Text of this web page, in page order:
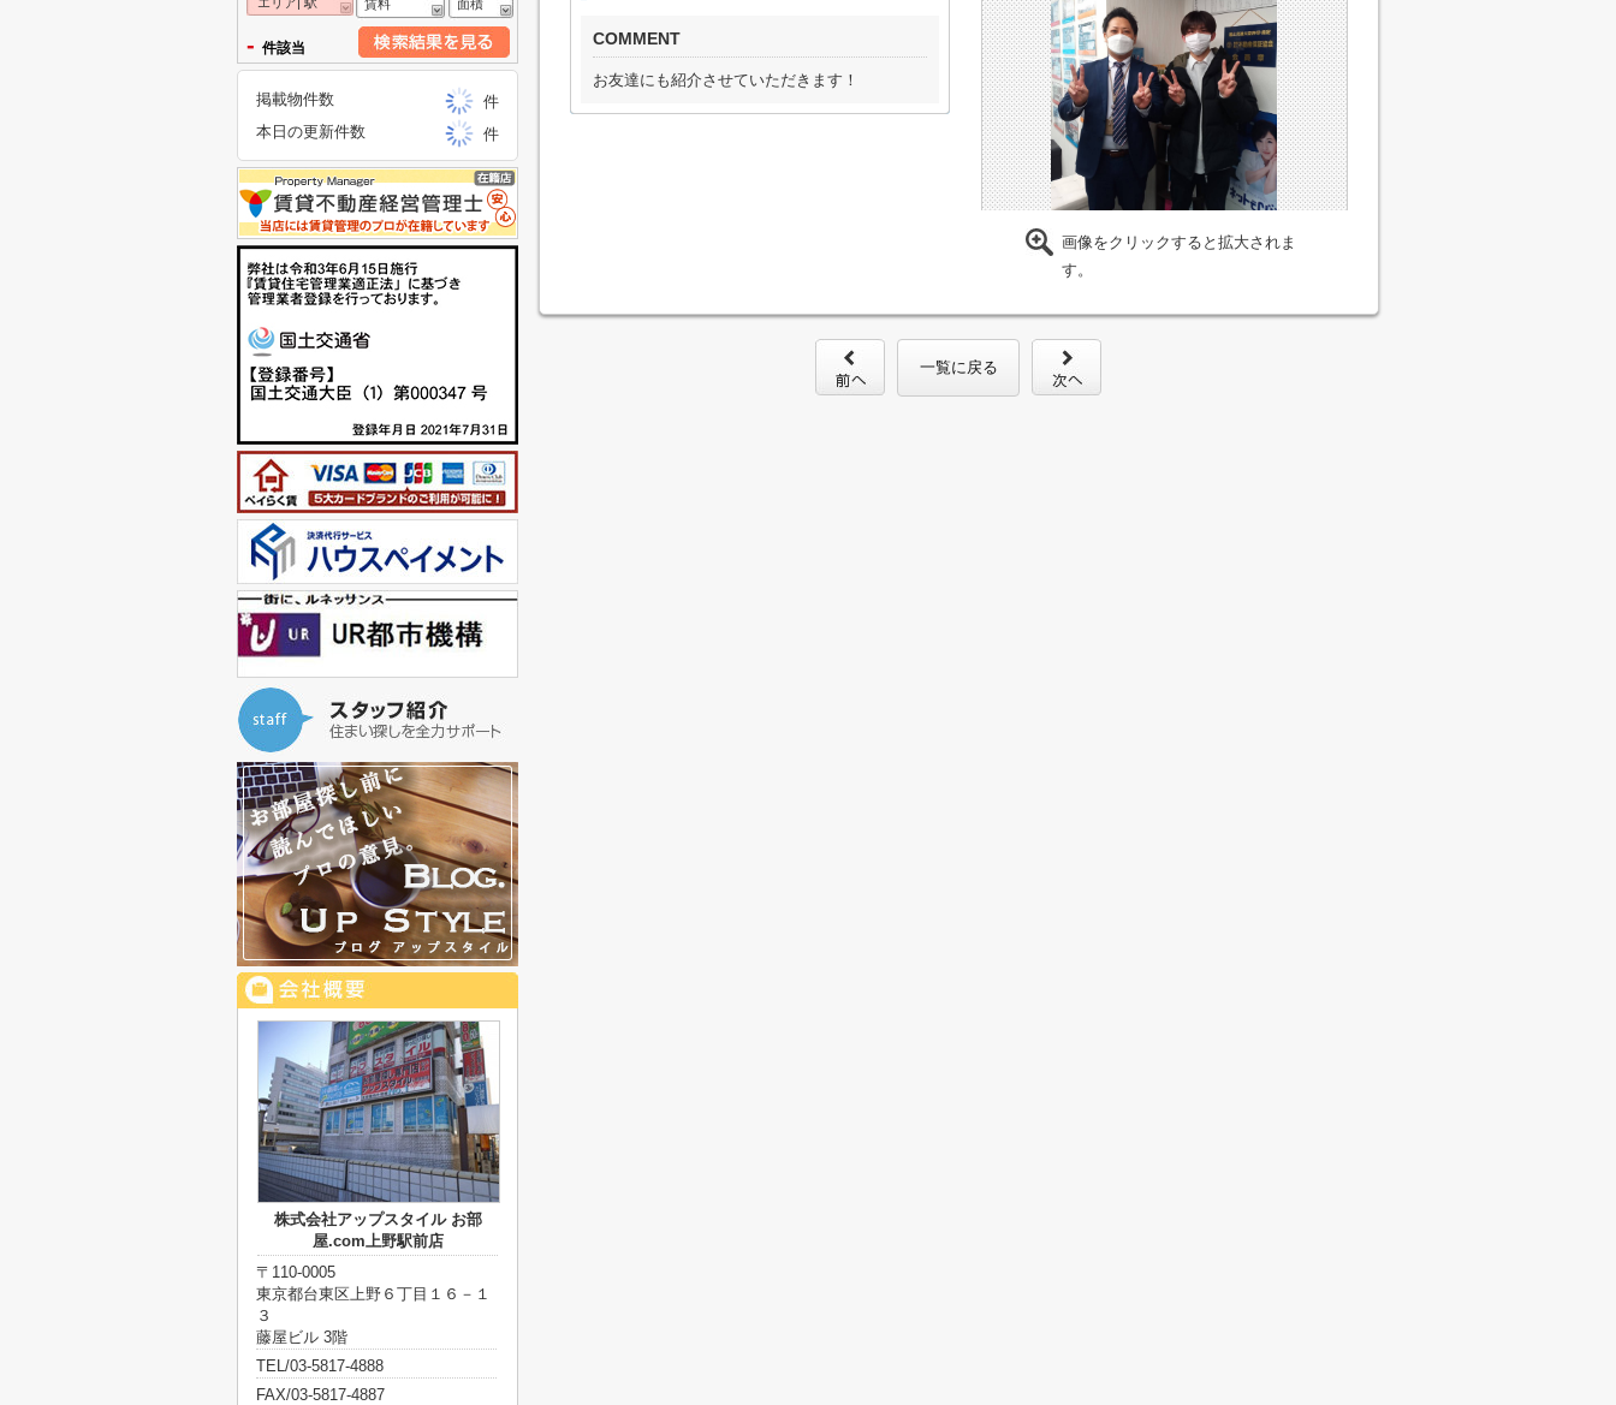
COMMENT
お友達にも紹介させていただきます！
画像をクリックすると拡大されま
す。
一覧に戻る
賃料 面積
- 件該当
掲載物件数
件
本日の更新件数
件
株式会社アップスタイル お部
屋.com上野駅前店
〒110-0005
東京都台東区上野６丁目１６－１
３
藤屋ビル 3階
TEL/03-5817-4888
FAX/03-5817-4887